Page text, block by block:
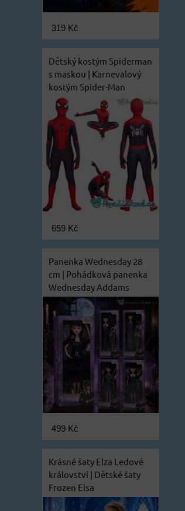
319 Kč
Dětský kostým Spiderman
s maskou | Karnevalový
kostým Spider-Man
659 Kč
Panenka Wednesday 28
cm | Pohádková panenka
Wednesday Addams
499 Kč
Krásné šaty Elza Ledové
království | Dětské šaty
Frozen Elsa